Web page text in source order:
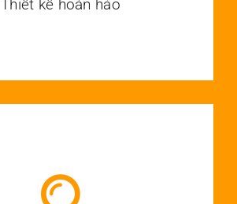
Thiết kế hoàn hảo